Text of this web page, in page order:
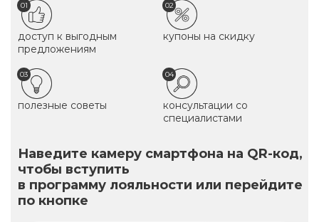
01
доступ к выгодным
предложениям
02
купоны на скидку
03
полезные советы
04
консультации со
специалистами
Наведите камеру смартфона на QR-код,
чтобы вступить
в программу лояльности или перейдите
по кнопке